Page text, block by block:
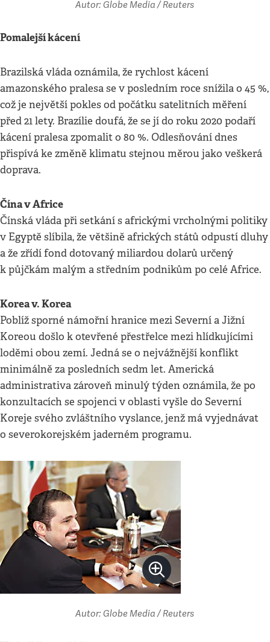
Autor: Globe Media / Reuters
Pomalejší kácení
Brazilská vláda oznámila, že rychlost kácení
amazonského pralesa se v posledním roce snížila o 45 %,
což je největší pokles od počátku satelitních měření
před 21 lety. Brazílie doufá, že se jí do roku 2020 podaří
kácení pralesa zpomalit o 80 %. Odlesňování dnes
přispívá ke změně klimatu stejnou měrou jako veškerá
doprava.
Čína v Africe
Čínská vláda při setkání s africkými vrcholnými politiky
v Egyptě slíbila, že většině afrických států odpustí dluhy
a že zřídí fond dotovaný miliardou dolarů určený
k půjčkám malým a středním podnikům po celé Africe.
Korea v. Korea
Poblíž sporné námořní hranice mezi Severní a Jižní
Koreou došlo k otevřené přestřelce mezi hlídkujícími
loděmi obou zemí. Jedná se o nejvážnější konflikt
minimálně za posledních sedm let. Americká
administrativa zároveň minulý týden oznámila, že po
konzultacích se spojenci v oblasti vyšle do Severní
Koreje svého zvláštního vyslance, jenž má vyjednávat
o severokorejském jaderném programu.
Autor: Globe Media / Reuters